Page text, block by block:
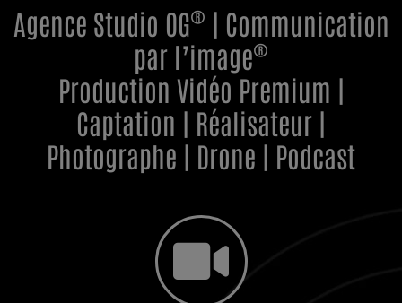
Agence Studio OG® | Communication
par l’image®
Production Vidéo Premium |
Captation | Réalisateur |
Photographe | Drone | Podcast